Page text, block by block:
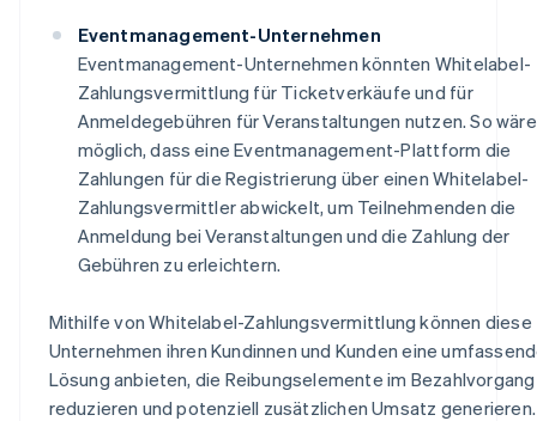
Eventmanagement-Unternehmen
Eventmanagement-Unternehmen könnten Whitelabel-
Zahlungsvermittlung für Ticketverkäufe und für
Anmeldegebühren für Veranstaltungen nutzen. So
möglich, dass eine Eventmanagement-Plattform die
Zahlungen für die Registrierung über einen Whitelabel-
Zahlungsvermittler abwickelt, um Teilnehmenden die
Anmeldung bei Veranstaltungen und die Zahlung der
Gebühren zu erleichtern.
Mithilfe von Whitelabel-Zahlungsvermittlung können diese
Unternehmen ihren Kundinnen und Kunden eine
Lösung anbieten, die Reibungselemente im Bezahlvorgang
reduzieren und potenziell zusätzlichen Umsatz generieren.